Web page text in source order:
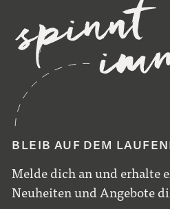
BLEIB AUF DEM
Melde dich an und erhalte
Neuheiten und Angebote